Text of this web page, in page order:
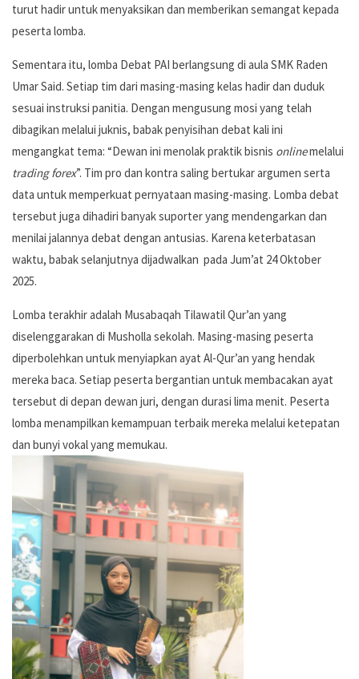
turut hadir untuk menyaksikan dan memberikan semangat kepada
peserta lomba.
Sementara itu, lomba Debat PAI berlangsung di aula SMK Raden
Umar Said. Setiap tim dari masing-masing kelas hadir dan duduk
sesuai instruksi panitia. Dengan mengusung mosi yang telah
dibagikan melalui juknis, babak penyisihan debat kali ini
mengangkat tema: “Dewan ini menolak praktik bisnis onlinemelalui
trading forex”. Tim pro dan kontra saling bertukar argumen serta
data untuk memperkuat pernyataan masing-masing. Lomba debat
tersebut juga dihadiri banyak suporter yang mendengarkan dan
menilai jalannya debat dengan antusias. Karena keterbatasan
waktu, babak selanjutnya dijadwalkan pada Jum’at 24 Oktober
2025.
Lomba terakhir adalah Musabaqah Tilawatil Qur’an yang
diselenggarakan di Musholla sekolah. Masing-masing peserta
diperbolehkan untuk menyiapkan ayat Al-Qur’an yang hendak
mereka baca. Setiap peserta bergantian untuk membacakan ayat
tersebut di depan dewan juri, dengan durasi lima menit. Peserta
lomba menampilkan kemampuan terbaik mereka melalui ketepatan
dan bunyi vokal yang memukau.